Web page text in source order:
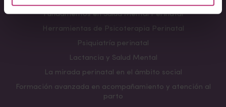
Fundamentos en Salud Mental Perinatal
Herramientas de Psicoterapia Perinatal
Psiquiatría perinatal
Lactancia y Salud Mental
La mirada perinatal en el ámbito social
Formación avanzada en acompañamiento y atención al
parto